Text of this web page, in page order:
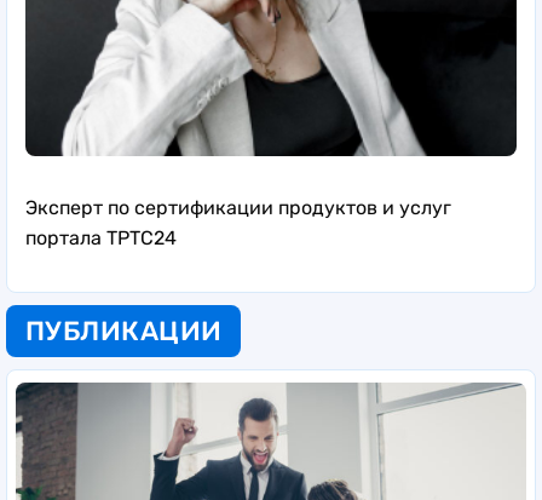
Эксперт по сертификации продуктов и услуг
портала ТРТС24
ПУБЛИКАЦИИ